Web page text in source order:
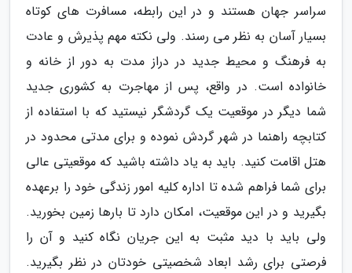
سراسر جهان هستند و در این رابطه، مسافرت های کوتاه
بسیار آسان به نظر می رسند. ولی نکته مهم پذیرش و عادت
به فرهنگ و محیط جدید در دراز مدت به دور از خانه و
خانواده است. در واقع، پس از مهاجرت به کشوری جدید
شما دیگر در موقعیت یک گردشگر نیستید که با استفاده از
کتابچه راهنما در شهر گردش نموده و برای مدتی محدود در
هتل اقامت کنید. باید به یاد داشته باشید که موقعیتی عالی
برای شما فراهم شده تا اداره کلیه امور زندگی خود را برعهده
بگیرید و در این موقعیت، امکان دارد تا بارها زمین بخورید.
ولی باید با دید مثبت به این جریان نگاه کنید و آن را
فرصتی برای رشد ابعاد شخصیتی خودتان در نظر بگیرید.